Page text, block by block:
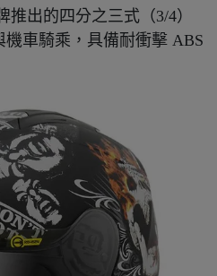
推出的四分之三式（3/4）
車騎乘，具備耐衝擊 ABS